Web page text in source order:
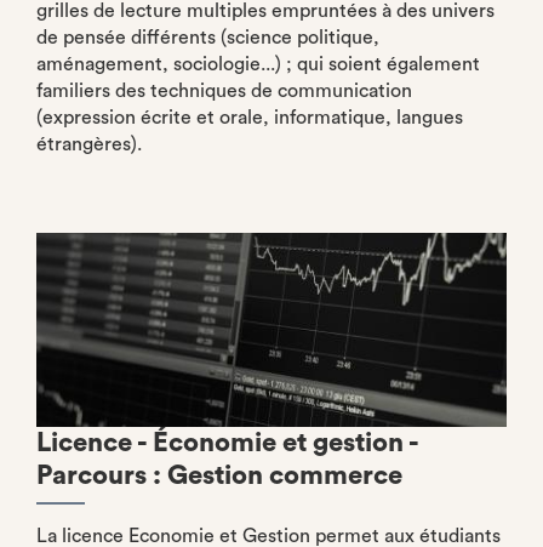
grilles de lecture multiples empruntées à des univers
de pensée différents (science politique,
aménagement, sociologie...) ; qui soient également
familiers des techniques de communication
(expression écrite et orale, informatique, langues
étrangères).
Licence - Économie et gestion -
Parcours : Gestion commerce
La licence Economie et Gestion permet aux étudiants